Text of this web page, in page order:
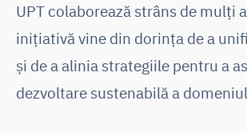
UPT colaborează strâns de mulți
inițiativă vine din dorința de a
și de a alinia strategiile pentru a
dezvoltare sustenabilă a